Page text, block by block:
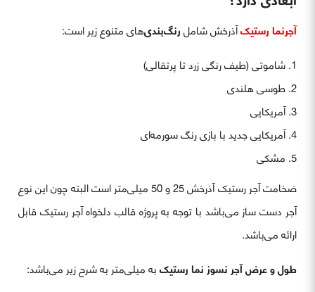
آجرنما رستیکآذرخش شاملرنگ‌بندی‌های متنوع زیر است:
شاموتی (طیف رنگی زرد تا پرتقالی)
طوسی هلندی
آمریکایی
آمریکایی جدید با بازی رنگ سورمه‌ای
مشکی
ضخامت آجر رستیک آذرخش 25 و 50 میلی‌متر است البته چون این نوع
آجر دست ساز می‌باشد با توجه به پروژه قالب دلخواه آجر رستیک قابل
ارائه می‌باشد.
طول و عرض آجر نسوز نما رستیکبه میلی‌متر به شرح زیر می‌باشد: